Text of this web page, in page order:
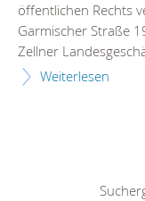
öffentlichen Rechts
Garmischer Straße
Zellner
Weiterlesen